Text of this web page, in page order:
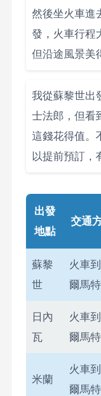
然後坐火車進
發，火車行程
但沿途風景美
我從蘇黎世出
士法郎，但看
這錢花得值。
以提前預訂，
出發
地點
交通
蘇黎
世
火車
爾馬特
日內
瓦
火車
爾馬特
米蘭
火車
爾馬特